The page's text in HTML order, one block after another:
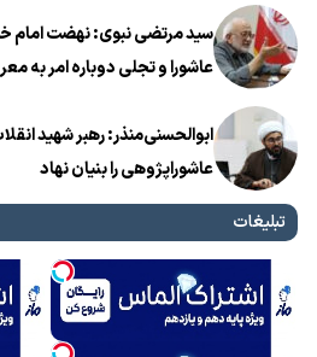
سید مرتضی نبوی: نهضت امام
عاشورا و تجلی دوباره امر به
ابوالحسنی‌منذر: رهبر شهید
عاشوراپژوهی را بنیان نهاد
تبلیغات